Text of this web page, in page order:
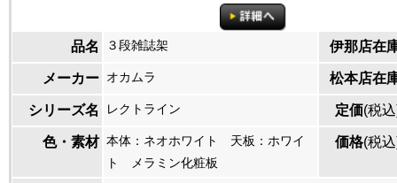
品名 ３段雑誌架 伊那店在
メーカー オカムラ 松本店在
シリーズ名 レクトライン 定価(税
色・素材 本体：ネオホワイト 天板：ホワイ
ト メラミン化粧板
価格(税